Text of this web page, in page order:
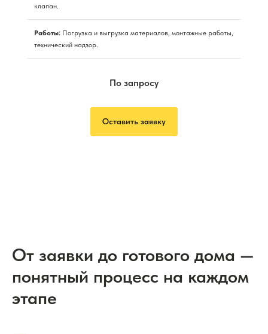
клапан.
Работы: Погрузка и выгрузка материалов, монтажные работы,
технический надзор.
По запросу
Оставить заявку
От заявки до готового дома —
понятный процесс на каждом
этапе